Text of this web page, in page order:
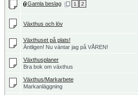
Gamla beslag 1 2
Växthus och löv
Växthuset på plats!
Äntligen! Nu väntar jag på VÅREN!
Växthusplaner
Bra bok om växthus
Växthus/Markarbete
Markanläggning